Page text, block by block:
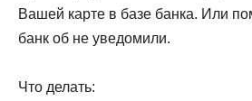
Вашей карте в базе банка. Или
банк об не уведомили.
Что делать: